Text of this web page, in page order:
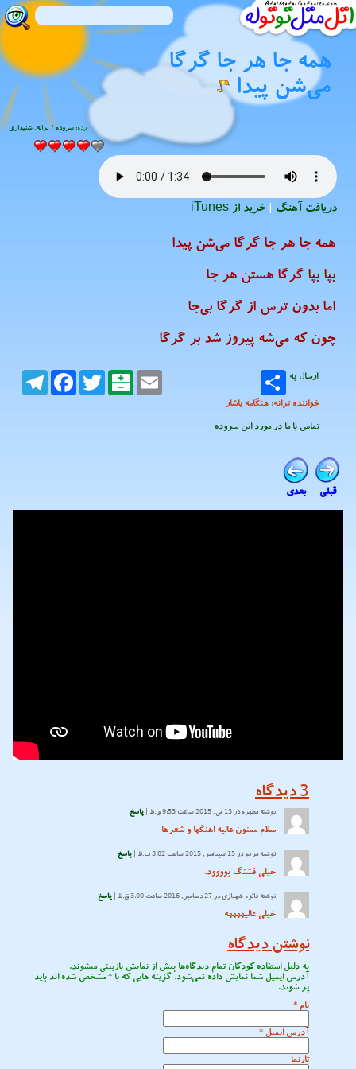
همه جا هر جا گرگا
می‌شن پیدا
رده:سروده / ترانه,شنیدارى
دریافت آهنگ |خرید از iTunes
همه جا هر جا گرگا می‌شن پیدا
بپا بپا گرگا هستن هر جا
اما بدون ترس از گرگا بی‌جا
چون که می‌شه پیروز شد بر گرگا
ارسال به TelegramFacebookTwitterBalatarinEmail
خواننده ترانه: هنگامه یاشار
تماس با ما در مورد این سروده
قبلی بعدی
3دیدگاه
نوشتهمطهرهدر 13 می, 2015 ساعت 9:53 ق.ظ | پاسخ
سلام ممنون عالیه اهنگها و شعرها
نوشتهمریمدر 15 سپتامبر, 2015 ساعت 3:02 ب.ظ | پاسخ
خیلی قشنگ بوووود.
نوشتهفائزه شهبازیدر 27 دسامبر, 2016 ساعت 3:00 ق.ظ | پاسخ
خیلی عالیههههه
نوشتن دیدگاه
به دلیل استفاده کودکان تمام دیدگاه‌ها پیش از نمایش بازبینی میشوند.
آدرس ایمیل شما نمایش داده نمی‌شود. گزینه هایی که با*مشخص شده اند باید
پر شوند.
نام*
آدرس ایمیل*
تارنما